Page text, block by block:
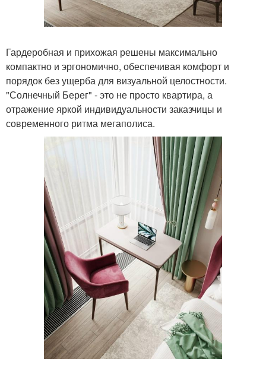
Гардеробная и прихожая решены максимально
компактно и эргономично, обеспечивая комфорт и
порядок без ущерба для визуальной целостности.
"Солнечный Берег" - это не просто квартира, а
отражение яркой индивидуальности заказчицы и
современного ритма мегаполиса.